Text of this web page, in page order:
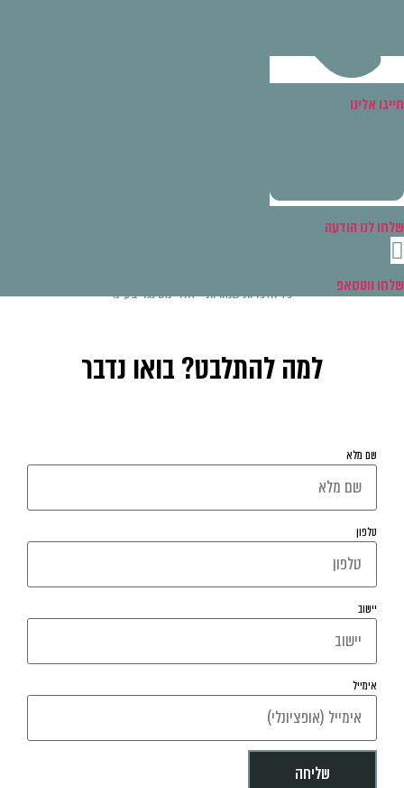
אלינו
לנו הודעה
ווטסאפ כל הזכויות שמורות - אודי מסינגר בע"מ
למה להתלבט? בואו נדבר
שם מלא
טלפון
יישוב
אימייל
שליחה